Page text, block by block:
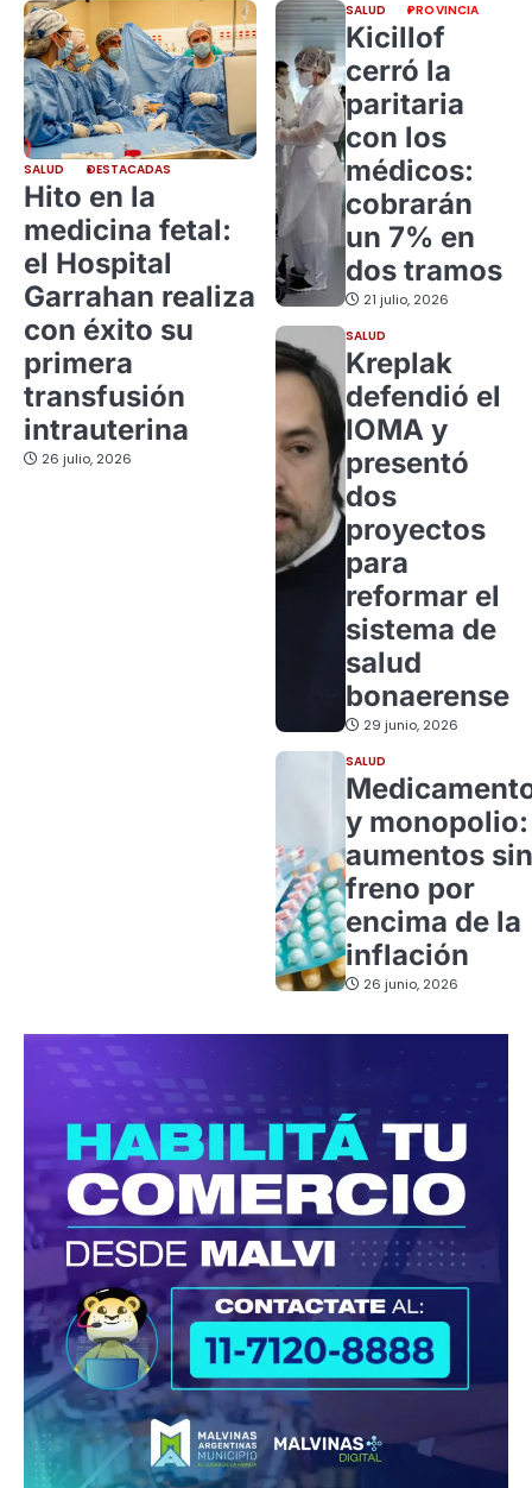
SALUD DESTACADAS
Hito en la
medicina fetal:
el Hospital
Garrahan realiza
con éxito su
primera
transfusión
intrauterina
26 julio, 2026
SALUD PROVINCIA
Kicillof
cerró la
paritaria
con los
médicos:
cobrarán
un 7% en
dos tramos
21 julio, 2026
SALUD
Kreplak
defendió el
IOMA y
presentó
dos
proyectos
para
reformar el
sistema de
salud
bonaerense
29 junio, 2026
SALUD
y monopolio:
aumentos sin
freno por
encima de la
inflación
26 junio, 2026